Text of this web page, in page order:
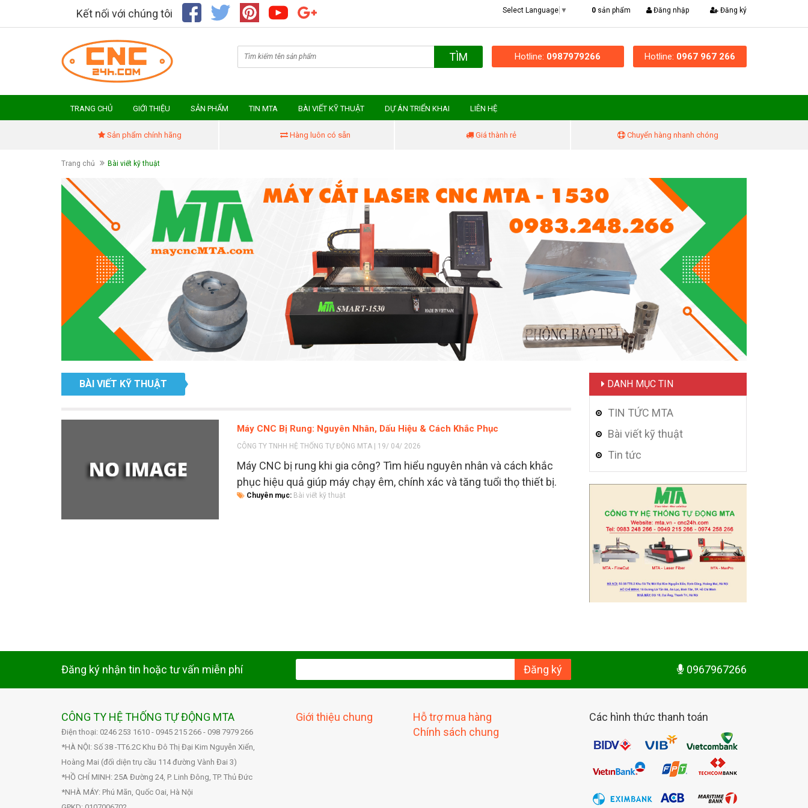
Kết nối với chúng tôi Select Language ▼ 0 sản phẩm Đăng nhập Đăng ký
TÌM Hotline: 0987979266 Hotline: 0967 967 266
TRANG CHỦ GIỚI THIỆU SẢN PHẨM TIN MTA BÀI VIẾT KỸ THUẬT DỰ ÁN TRIỂN KHAI LIÊN HỆ
Sản phẩm chính hãng Hàng luôn có sẵn Giá thành rẻ Chuyển hàng nhanh chóng
Trang chủ Bài viết kỹ thuật
BÀI VIẾT KỸ THUẬT
Máy CNC Bị Rung: Nguyên Nhân, Dấu Hiệu & Cách Khắc Phục
CÔNG TY TNHH HỆ THỐNG TỰ ĐỘNG MTA | 19/ 04/ 2026
Máy CNC bị rung khi gia công? Tìm hiểu nguyên nhân và cách khắc
phục hiệu quả giúp máy chạy êm, chính xác và tăng tuổi thọ thiết bị.
Chuyên mục: Bài viết kỹ thuật
DANH MỤC TIN
TIN TỨC MTA
Bài viết kỹ thuật
Tin tức
Đăng ký nhận tin hoặc tư vấn miễn phí Đăng ký 0967967266
CÔNG TY HỆ THỐNG TỰ ĐỘNG MTA
Điện thoại: 0246 253 1610 - 0945 215 266 - 098 7979 266
*HÀ NỘI: Số 38 -TT6.2C Khu Đô Thị Đại Kim Nguyễn Xiển,
Hoàng Mai (đối diện trụ cầu 114 đường Vành Đai 3)
*HỒ CHÍ MINH: 25A Đường 24, P. Linh Đông, TP. Thủ Đức
*NHÀ MÁY: Phú Mãn, Quốc Oai, Hà Nội
Giới thiệu chung
Hỗ trợ mua hàng
Chính sách chung
Các hình thức thanh toán